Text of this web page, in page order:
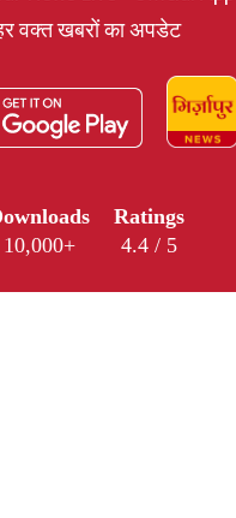
वक्त खबरों का अपडेट
10,000+
Ratings
4.4 / 5